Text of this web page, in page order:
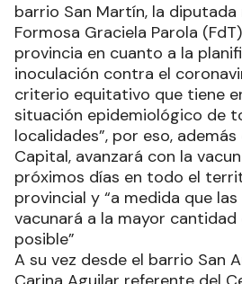
barrio San Martín, la
Formosa Graciela Parola
provincia en cuanto a la
inoculación contra el
criterio equitativo que tiene
situación epidemiológico de
localidades”, por eso,
Capital, avanzará con la
próximos días en todo el
provincial y “a medida que
vacunará a la mayor cantidad
posible”
A su vez desde el barrio San